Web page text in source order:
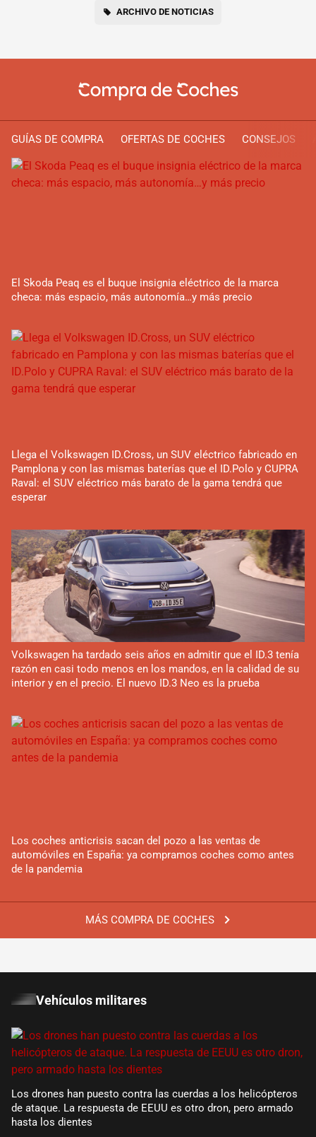
ARCHIVO DE NOTICIAS
GUÍAS DE COMPRA OFERTAS DE COCHES CONSEJOS
MÁS COMPRA DE COCHES
El Skoda Peaq es el buque insignia eléctrico de la marca
checa: más espacio, más autonomía…y más precio
Llega el Volkswagen ID.Cross, un SUV eléctrico fabricado en
Pamplona y con las mismas baterías que el ID.Polo y CUPRA
Raval: el SUV eléctrico más barato de la gama tendrá que
esperar
Volkswagen ha tardado seis años en admitir que el ID.3 tenía
razón en casi todo menos en los mandos, en la calidad de su
interior y en el precio. El nuevo ID.3 Neo es la prueba
Los coches anticrisis sacan del pozo a las ventas de
automóviles en España: ya compramos coches como antes
de la pandemia
Vehículos militares
Los drones han puesto contra las cuerdas a los helicópteros
de ataque. La respuesta de EEUU es otro dron, pero armado
hasta los dientes